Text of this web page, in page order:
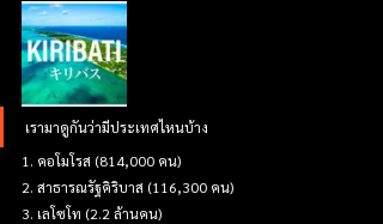
เรามาดูกันว่ามีประเทศไหนบ้าง
1. คอโมโรส (814,000 คน)
2. สาธารณรัฐคิริบาส (116,300 คน)
3. เลโซโท (2.2 ล้านคน)